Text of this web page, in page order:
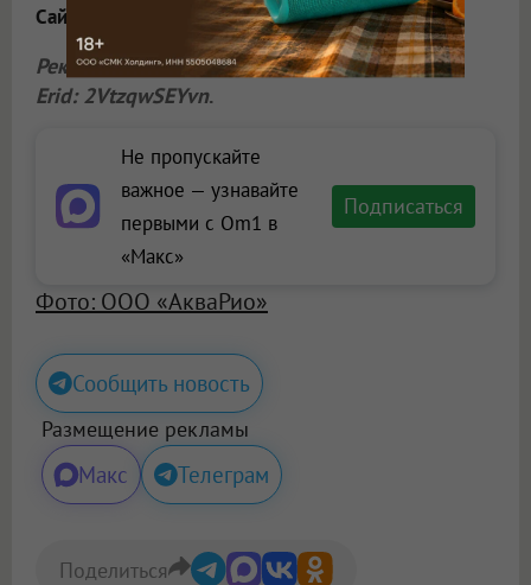
Сайт akvario-omsk.ru.
Реклама.ООО «АкваРио», ИНН 5501115668.
Erid: 2VtzqwSEYvn.
Не пропускайте
важное — узнавайте
первыми с Om1 в
«Макс»
Подписаться
Фото: ООО «АкваРио»
Сообщить новость
Размещение рекламы
Макс Телеграм
Поделиться